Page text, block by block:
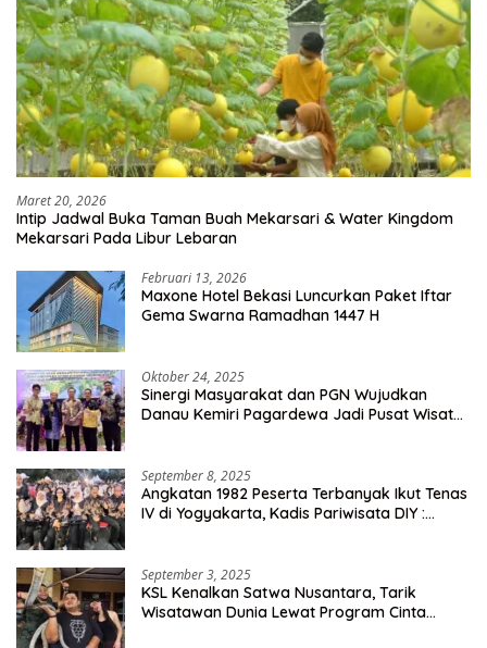
Maret 20, 2026
Intip Jadwal Buka Taman Buah Mekarsari & Water Kingdom
Mekarsari Pada Libur Lebaran
Februari 13, 2026
Maxone Hotel Bekasi Luncurkan Paket Iftar
Gema Swarna Ramadhan 1447 H
Oktober 24, 2025
Sinergi Masyarakat dan PGN Wujudkan
Danau Kemiri Pagardewa Jadi Pusat Wisata
September 8, 2025
Angkatan 1982 Peserta Terbanyak Ikut Tenas
IV di Yogyakarta, Kadis Pariwisata DIY :
September 3, 2025
KSL Kenalkan Satwa Nusantara, Tarik
Wisatawan Dunia Lewat Program Cinta